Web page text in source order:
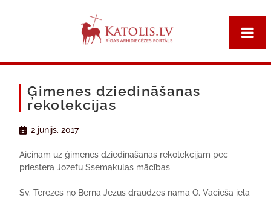
Ģimenes dziedināšanas
rekolekcijas
2 jūnijs, 2017
Aicinām uz ģimenes dziedināšanas rekolekcijām pēc
priestera Jozefu Ssemakulas mācības
Sv. Terēzes no Bērna Jēzus draudzes namā O. Vācieša ielā